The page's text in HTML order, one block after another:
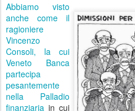
Abbiamo visto
anche come il
ragioniere
Vincenzo
Consoli, la cui
Veneto Banca
partecipa
pesantemente
nella Palladio
finanziaria in cui